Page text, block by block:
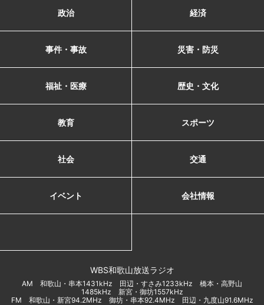
政治 経済
事件・事故 災害・防災
福祉・医療 歴史・文化
教育 スポーツ
社会 交通
イベント 会社情報
WBS和歌山放送ラジオ
AM 和歌山・串本1431kHz 田辺・すさみ1233kHz 橋本・高野山
1485kHz 新宮・御坊1557kHz
FM 和歌山・新宮94.2MHz 御坊・串本92.4MHz 田辺・九度山91.6MHz